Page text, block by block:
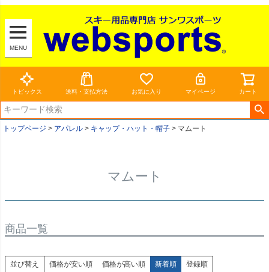
MENU
トピックス 送料・支払方法 お気に入り マイページ カート
トップページ アパレル キャップ・ハット・帽子 マムート
マムート
商品一覧
並び替え 価格が安い順 価格が高い順 新着順 登録順